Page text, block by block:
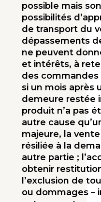
possible mais
possibili­tés
de transport du
dépassements
ne peuvent
et intérêts, à
des
si un mois après
demeure restée
produit n’a pas
autre cause
majeure, la
résiliée à la
autre partie ;
obtenir
l’exclusion de
ou dommages –